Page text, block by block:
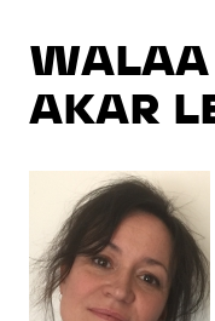
WALAA
AKAR